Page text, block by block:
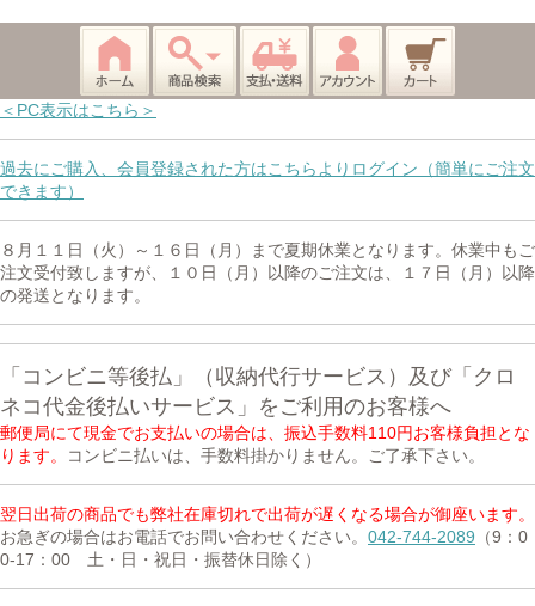
＜PC表示はこちら＞
過去にご購入、会員登録された方はこちらよりログイン（簡単にご注文
できます）
８月１１日（火）～１６日（月）まで夏期休業となります。休業中もご
注文受付致しますが、１０日（月）以降のご注文は、１７日（月）以降
の発送となります。
「コンビニ等後払」（収納代行サービス）及び「クロ
ネコ代金後払いサービス」をご利用のお客様へ
郵便局にて現金でお支払いの場合は、振込手数料110円お客様負担とな
ります。
コンビニ払いは、手数料掛かりません。ご了承下さい。
翌日出荷の商品でも弊社在庫切れで出荷が遅くなる場合が御座います。
お急ぎの場合はお電話でお問い合わせください。 042-744-2089 （9：0
0-17：00 土・日・祝日・振替休日除く）